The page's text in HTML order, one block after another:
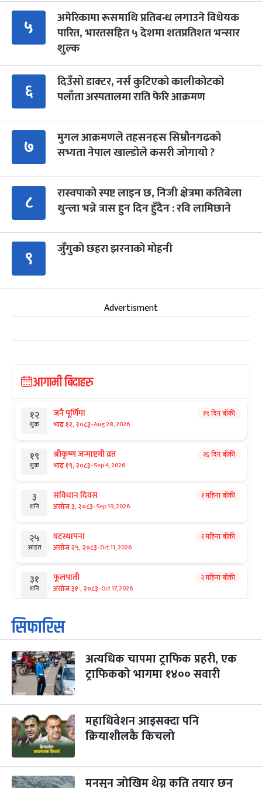
५
अमेरिकामा रूसमाथि प्रतिबन्ध लगाउने विधेयक
पारित, भारतसहित ५ देशमा शतप्रतिशत भन्सार
शुल्क
६
दिउँसो डाक्टर, नर्स कुटिएको कालीकोटको
पलाँता अस्पतालमा राति फेरि आक्रमण
७
मुगल आक्रमणले तहसनहस सिम्रौनगढको
सभ्यता नेपाल खाल्डोले कसरी जोगायो ?
८
रास्वपाको स्पष्ट लाइन छ, निजी क्षेत्रमा कतिबेला
थुन्ला भन्ने त्रास हुन दिन हुँदैन : रवि लामिछाने
९ जुँगुको छहरा झरनाको मोहनी
Advertisment
आगामी बिदाहरु
१२
शुक्र
जनै पूर्णिमा
भाद्र १२, २०८३-Aug 28, 2026
१९ दिन बाँकी
१९
शुक्र
श्रीकृष्ण जन्माष्टमी व्रत
भाद्र १९, २०८३-Sep 4, 2026
२६ दिन बाँकी
३
शनि
संविधान दिवस
असोज ३, २०८३-Sep 19, 2026
१ महिना बाँकी
२५
आइत
घटस्थापना
असोज २५, २०८३-Oct 11, 2026
२ महिना बाँकी
३१
शनि
फूलपाती
असोज ३१ , २०८३-Oct 17, 2026
२ महिना बाँकी
१
आइत
कार्तिक सङ्क्रान्ति
कार्तिक १, २०८३
३
मंगल
महानवमी
कार्तिक ३, २०८३-Oct 20, 2026
२ महिना बाँकी
४
बुध कार्तिक ४, २०८३ Oct 21, 2026
५
बिहि
पापा‌ङ्कुशा एकादशी व्रत
कार्तिक ५, २०८३
कुकुर तिहार ३ महिना बाँकी
सिफारिस
अत्यधिक चापमा ट्राफिक प्रहरी, एक
ट्राफिकको भागमा १४०० सवारी
महाधिवेशन आइसक्दा पनि
क्रियाशीलकै किचलो
मनसुन जोखिम थेग्न कति तयार छन्